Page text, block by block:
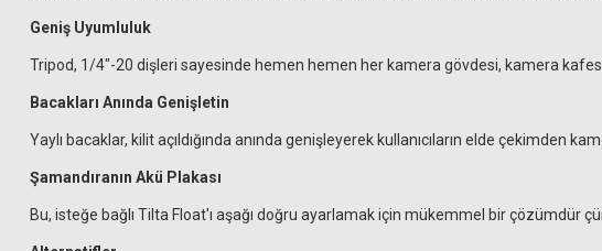
Geniş Uyumluluk
Tripod, 1/4"-20 dişleri sayesinde hemen hemen her kamera gövdesi, kamera
Bacakları Anında Genişletin
Yaylı bacaklar, kilit açıldığında anında genişleyerek kullanıcıların elde çekimden
Şamandıranın Akü Plakası
Bu, isteğe bağlı Tilta Float'ı aşağı doğru ayarlamak için mükemmel bir çözümdür